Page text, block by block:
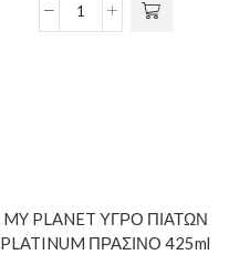
MY PLANET ΥΓΡΟ ΠΙΑΤΩΝ
PLATINUM ΠΡΑΣΙΝΟ 425ml